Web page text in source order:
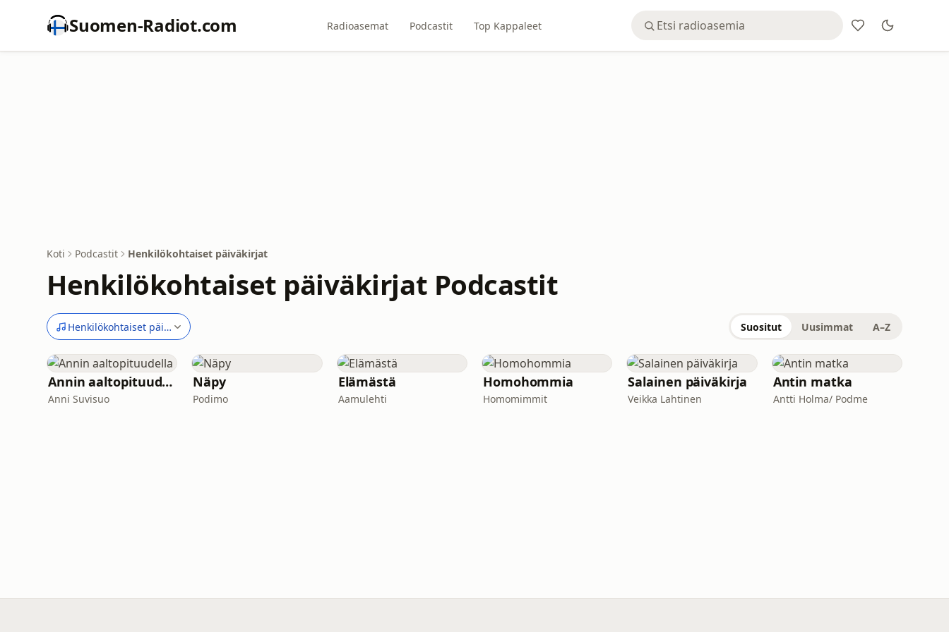
Suomen-Radiot.com Radioasemat Podcastit Top Kappaleet
Koti Podcastit Henkilökohtaiset päiväkirjat
Henkilökohtaiset päiväkirjat Podcastit
Henkilökohtaiset päiväkirjat Suositut Uusimmat A–Z
Annin aaltopituudella
Anni Suvisuo
Näpy
Podimo
Elämästä
Aamulehti
Homohommia
Homomimmit
Salainen päiväkirja
Veikka Lahtinen
Antin matka
Antti Holma/ Podme